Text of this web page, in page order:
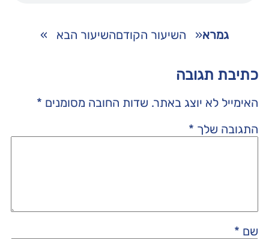
גמרא« השיעור הקודםהשיעור הבא »
כתיבת תגובה
האימייל לא יוצג באתר. שדות החובה מסומנים *
התגובה שלך *
שם *